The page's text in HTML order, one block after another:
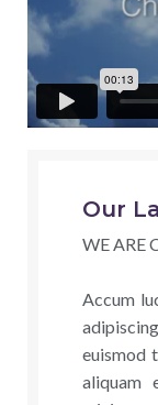
Our
WE ARE
Accum
euismod
aliquam